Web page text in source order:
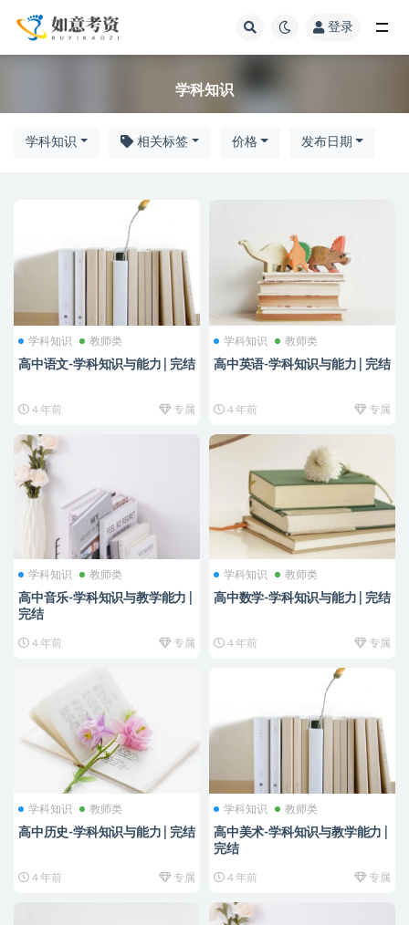
登录
学科知识
学科知识 相关标签 价格 发布日期
学科知识 教师类
高中语文-学科知识与能力 | 完结
4 年前 专属
学科知识 教师类
高中英语-学科知识与能力 | 完结
4 年前 专属
学科知识 教师类
高中音乐-学科知识与教学能力 |
完结
4 年前 专属
学科知识 教师类
高中数学-学科知识与能力 | 完结
4 年前 专属
学科知识 教师类
高中历史-学科知识与能力 | 完结
4 年前 专属
学科知识 教师类
高中美术-学科知识与教学能力 |
完结
4 年前 专属